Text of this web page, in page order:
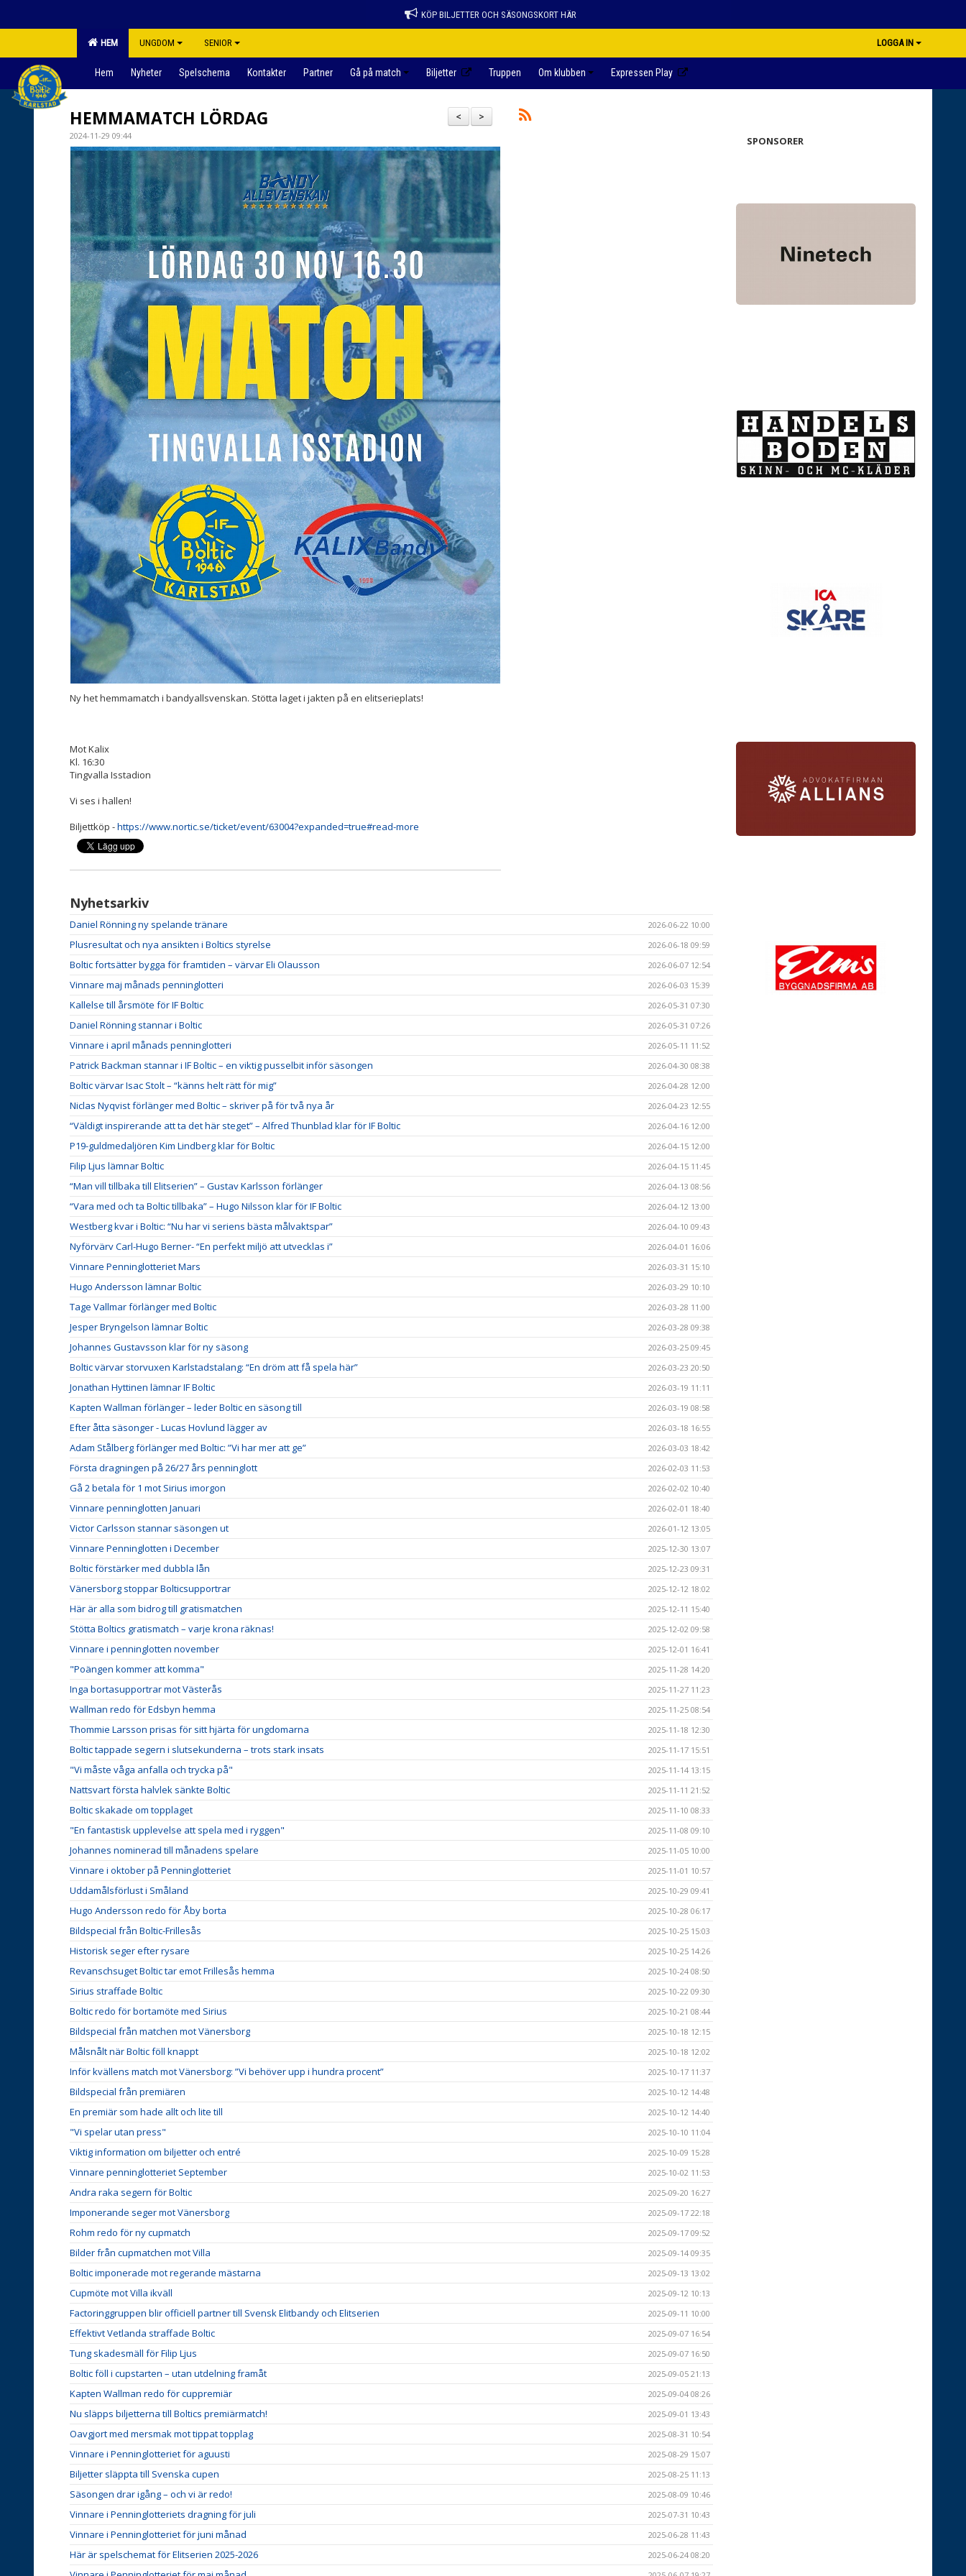
KÖP BILJETTER OCH SÄSONGSKORT HÄR
HEM UNGDOM SENIOR LOGGA IN
Hem Nyheter Spelschema Kontakter Partner Gå på match Biljetter Truppen Om klubben Expressen Play
>
<
HEMMAMATCH LÖRDAG
2024-11-29 09:44
Ny het hemmamatch i bandyallsvenskan. Stötta laget i jakten på en elitserieplats!
Mot Kalix
Kl. 16:30
Tingvalla Isstadion
Vi ses i hallen!
Biljettköp -https://www.nortic.se/ticket/event/63004?expanded=true#read-more
Nyhetsarkiv
Daniel Rönning ny spelande tränare 2026-06-22 10:00
Plusresultat och nya ansikten i Boltics styrelse 2026-06-18 09:59
Boltic fortsätter bygga för framtiden – värvar Eli Olausson 2026-06-07 12:54
Vinnare maj månads penninglotteri 2026-06-03 15:39
Kallelse till årsmöte för IF Boltic 2026-05-31 07:30
Daniel Rönning stannar i Boltic 2026-05-31 07:26
Vinnare i april månads penninglotteri 2026-05-11 11:52
Patrick Backman stannar i IF Boltic – en viktig pusselbit inför säsongen 2026-04-30 08:38
Boltic värvar Isac Stolt – “känns helt rätt för mig” 2026-04-28 12:00
Niclas Nyqvist förlänger med Boltic – skriver på för två nya år 2026-04-23 12:55
“Väldigt inspirerande att ta det här steget” – Alfred Thunblad klar för IF Boltic 2026-04-16 12:00
P19-guldmedaljören Kim Lindberg klar för Boltic 2026-04-15 12:00
Filip Ljus lämnar Boltic 2026-04-15 11:45
“Man vill tillbaka till Elitserien” – Gustav Karlsson förlänger 2026-04-13 08:56
“Vara med och ta Boltic tillbaka” – Hugo Nilsson klar för IF Boltic 2026-04-12 13:00
Westberg kvar i Boltic: “Nu har vi seriens bästa målvaktspar” 2026-04-10 09:43
Nyförvärv Carl-Hugo Berner- “En perfekt miljö att utvecklas i” 2026-04-01 16:06
Vinnare Penninglotteriet Mars 2026-03-31 15:10
Hugo Andersson lämnar Boltic 2026-03-29 10:10
Tage Vallmar förlänger med Boltic 2026-03-28 11:00
Jesper Bryngelson lämnar Boltic 2026-03-28 09:38
Johannes Gustavsson klar för ny säsong 2026-03-25 09:45
Boltic värvar storvuxen Karlstadstalang: “En dröm att få spela här” 2026-03-23 20:50
Jonathan Hyttinen lämnar IF Boltic 2026-03-19 11:11
Kapten Wallman förlänger – leder Boltic en säsong till 2026-03-19 08:58
Efter åtta säsonger - Lucas Hovlund lägger av 2026-03-18 16:55
Adam Stålberg förlänger med Boltic: ”Vi har mer att ge” 2026-03-03 18:42
Första dragningen på 26/27 års penninglott 2026-02-03 11:53
Gå 2 betala för 1 mot Sirius imorgon 2026-02-02 10:40
Vinnare penninglotten Januari 2026-02-01 18:40
Victor Carlsson stannar säsongen ut 2026-01-12 13:05
Vinnare Penninglotten i December 2025-12-30 13:07
Boltic förstärker med dubbla lån 2025-12-23 09:31
Vänersborg stoppar Bolticsupportrar 2025-12-12 18:02
Här är alla som bidrog till gratismatchen 2025-12-11 15:40
Stötta Boltics gratismatch – varje krona räknas! 2025-12-02 09:58
Vinnare i penninglotten november 2025-12-01 16:41
"Poängen kommer att komma" 2025-11-28 14:20
Inga bortasupportrar mot Västerås 2025-11-27 11:23
Wallman redo för Edsbyn hemma 2025-11-25 08:54
Thommie Larsson prisas för sitt hjärta för ungdomarna 2025-11-18 12:30
Boltic tappade segern i slutsekunderna – trots stark insats 2025-11-17 15:51
"Vi måste våga anfalla och trycka på" 2025-11-14 13:15
Nattsvart första halvlek sänkte Boltic 2025-11-11 21:52
Boltic skakade om topplaget 2025-11-10 08:33
"En fantastisk upplevelse att spela med i ryggen" 2025-11-08 09:10
Johannes nominerad till månadens spelare 2025-11-05 10:00
Vinnare i oktober på Penninglotteriet 2025-11-01 10:57
Uddamålsförlust i Småland 2025-10-29 09:41
Hugo Andersson redo för Åby borta 2025-10-28 06:17
Bildspecial från Boltic-Frillesås 2025-10-25 15:03
Historisk seger efter rysare 2025-10-25 14:26
Revanschsuget Boltic tar emot Frillesås hemma 2025-10-24 08:50
Sirius straffade Boltic 2025-10-22 09:30
Boltic redo för bortamöte med Sirius 2025-10-21 08:44
Bildspecial från matchen mot Vänersborg 2025-10-18 12:15
Målsnålt när Boltic föll knappt 2025-10-18 12:02
Inför kvällens match mot Vänersborg: ”Vi behöver upp i hundra procent” 2025-10-17 11:37
Bildspecial från premiären 2025-10-12 14:48
En premiär som hade allt och lite till 2025-10-12 14:40
"Vi spelar utan press" 2025-10-10 11:04
Viktig information om biljetter och entré 2025-10-09 15:28
Vinnare penninglotteriet September 2025-10-02 11:53
Andra raka segern för Boltic 2025-09-20 16:27
Imponerande seger mot Vänersborg 2025-09-17 22:18
Rohm redo för ny cupmatch 2025-09-17 09:52
Bilder från cupmatchen mot Villa 2025-09-14 09:35
Boltic imponerade mot regerande mästarna 2025-09-13 13:02
Cupmöte mot Villa ikväll 2025-09-12 10:13
Factoringgruppen blir officiell partner till Svensk Elitbandy och Elitserien 2025-09-11 10:00
Effektivt Vetlanda straffade Boltic 2025-09-07 16:54
Tung skadesmäll för Filip Ljus 2025-09-07 16:50
Boltic föll i cupstarten – utan utdelning framåt 2025-09-05 21:13
Kapten Wallman redo för cuppremiär 2025-09-04 08:26
Nu släpps biljetterna till Boltics premiärmatch! 2025-09-01 13:43
Oavgjort med mersmak mot tippat topplag 2025-08-31 10:54
Vinnare i Penninglotteriet för aguusti 2025-08-29 15:07
Biljetter släppta till Svenska cupen 2025-08-25 11:13
Säsongen drar igång – och vi är redo! 2025-08-09 10:46
Vinnare i Penninglotteriets dragning för juli 2025-07-31 10:43
Vinnare i Penninglotteriet för juni månad 2025-06-28 11:43
Här är spelschemat för Elitserien 2025-2026 2025-06-24 08:20
SPONSORER